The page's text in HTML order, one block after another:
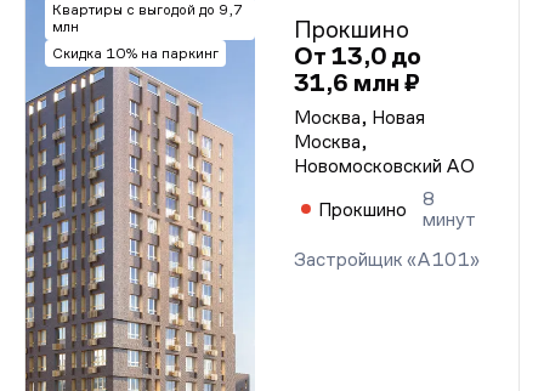
Квартиры с выгодой до 9,7
млн
Скидка 10% на паркинг
Прокшино
От 13,0 до
31,6 млн ₽
Москва, Новая
Москва,
Новомосковский АО
Прокшино
8
минут
Застройщик «А101»